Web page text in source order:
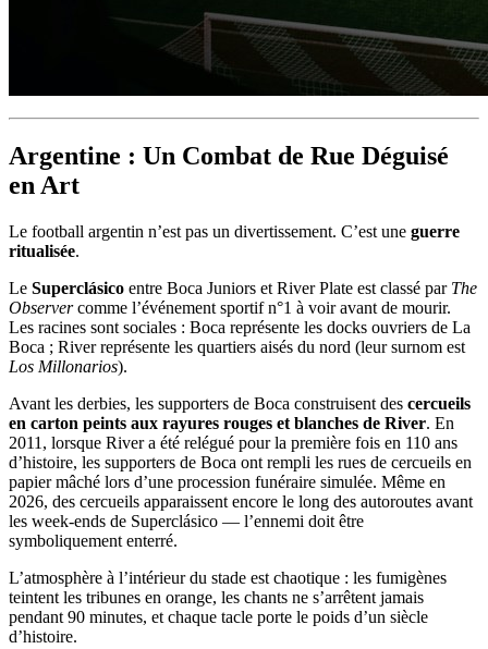
Argentine : Un Combat de Rue Déguisé
en Art
Le football argentin n’est pas un divertissement. C’est une guerre
ritualisée.
Le Superclásico entre Boca Juniors et River Plate est classé par The
Observercomme l’événement sportif n°1 à voir avant de mourir.
Les racines sont sociales : Boca représente les docks ouvriers de La
Boca ; River représente les quartiers aisés du nord (leur surnom est
Los Millonarios).
Avant les derbies, les supporters de Boca construisent des cercueils
en carton peints aux rayures rouges et blanches de River. En
2011, lorsque River a été relégué pour la première fois en 110 ans
d’histoire, les supporters de Boca ont rempli les rues de cercueils en
papier mâché lors d’une procession funéraire simulée. Même en
2026, des cercueils apparaissent encore le long des autoroutes avant
les week-ends de Superclásico — l’ennemi doit être
symboliquement enterré.
L’atmosphère à l’intérieur du stade est chaotique : les fumigènes
teintent les tribunes en orange, les chants ne s’arrêtent jamais
pendant 90 minutes, et chaque tacle porte le poids d’un siècle
d’histoire.